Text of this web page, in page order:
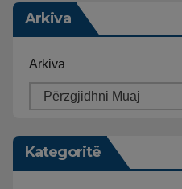
Arkiva
Arkiva
Kategoritë